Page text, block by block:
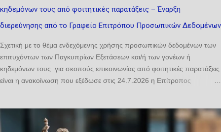
γεωπολιτικών κρίσεων. ...
κηδεμόνων τους από φοιτητικές παρατάξεις – Έναρξη
διερεύνησης από το Γραφείο Επιτρόπου Προσωπικών Δεδομένων
Σχετική με το θέμα ενδεχόμενης χρήσης προσωπικών δεδομένων των
επιτυχόντων των Παγκυπρίων Εξετάσεων και/ή των γονέων ή
κηδεμόνων τους για σκοπούς επικοινωνίας από φοιτητικές παρατάξεις
είναι η ανακοίνωση που εξέδωσε στις 24.7.2026 η Επίτροπος
προσωπικών δεδομένων επιτυχόντων και/ή των γονέων ή κηδεμόνων
τους για σκοπούς επικοινωνίας από φοιτητικές παρατάξεις τέθηκε ήδη